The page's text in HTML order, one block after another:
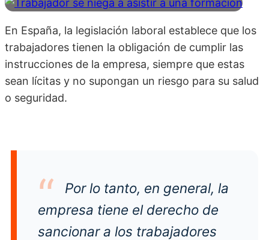
En España, la legislación laboral establece que los
trabajadores tienen la obligación de cumplir las
instrucciones de la empresa, siempre que estas
sean lícitas y no supongan un riesgo para su salud
o seguridad.
Por lo tanto, en general, la
empresa tiene el derecho de
sancionar a los trabajadores